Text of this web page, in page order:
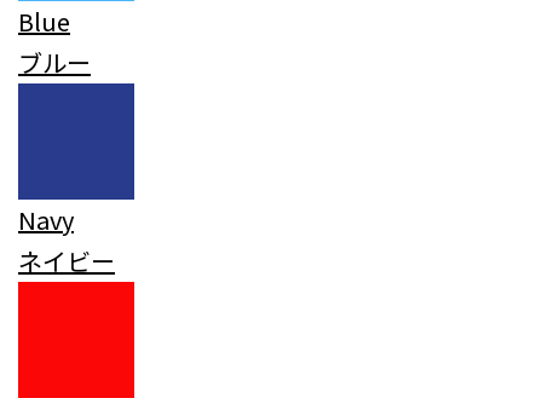
Blue
ブルー
Navy
ネイビー